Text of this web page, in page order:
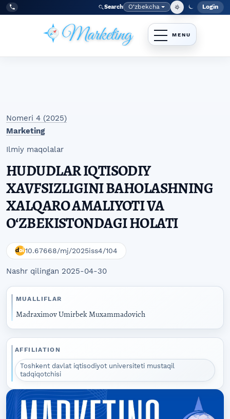
Skip to main navigation menu
Skip to main content
Skip to site footer
Tel:
+998977838464 Search Language
O‘zbekcha Login
Nomeri 4 (2025)
Marketing
Ilmiy maqolalar
HUDUDLAR IQTISODIY
XAVFSIZLIGINI BAHOLASHNING
XALQARO AMALIYOTI VA
OʻZBEKISTONDAGI HOLATI
10.67668/mj/2025iss4/104
Nashr qilingan 2025-04-30
MUALLIFLAR
Madraximov Umirbek Muxammadovich
AFFILIATION
Toshkent davlat iqtisodiyot universiteti mustaqil
tadqiqotchisi